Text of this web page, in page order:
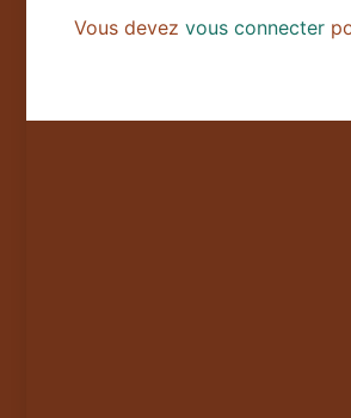
Vous devez vous connecter